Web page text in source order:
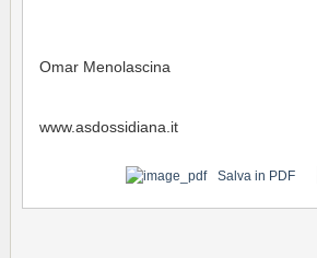
Omar
Salva in PDF